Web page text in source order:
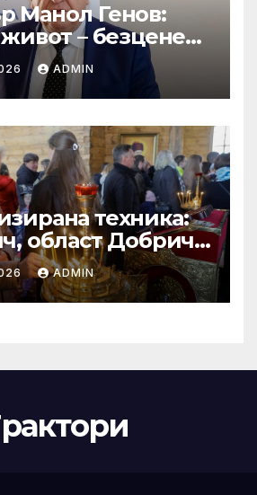
Манол Генов:
– безценен
трябва да пазим
ден!
ADMIN
техника:
област Добрич
и нови с ТОП
от цяла
— Bazar.bg
ADMIN